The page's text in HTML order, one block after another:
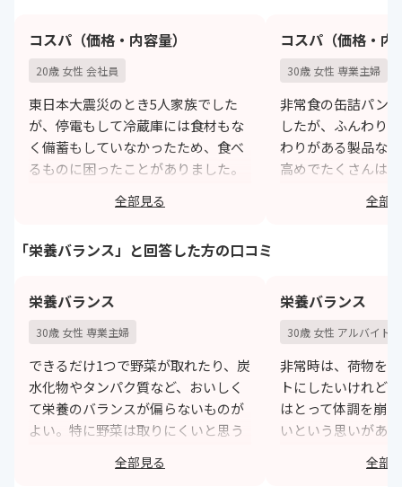
コスパ（価格・内容量）
20歳 女性 会社員
東日本大震災のとき5人家族でした
が、停電もして冷蔵庫には食材もな
く備蓄もしていなかったため、食べ
るものに困ったことがありました。
助かると思いました。
https://monita.online
全部見る
コスパ（価格・内
30歳 女性 専業主婦
非常食の缶詰パン
したが、ふんわり
わりがある製品な
高めでたくさんは
家族全員の数日分
全部
「栄養バランス」と回答した方の口コミ
栄養バランス
30歳 女性 専業主婦
できるだけ1つで野菜が取れたり、炭
水化物やタンパク質など、おいしく
て栄養のバランスが偏らないものが
よい。特に野菜は取りにくいと思う
全部見る
栄養バランス
30歳 女性 アルバイト
非常時は、荷物を
トにしたいけれど
はとって体調を崩
いという思いがあ
かなえるものであ
全部